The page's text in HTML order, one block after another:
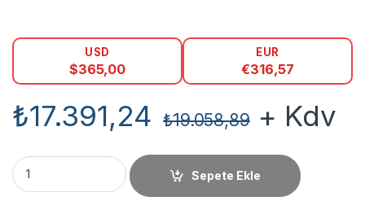
USD
$365,00
EUR
€316,57
₺17.391,24 ₺19.058,89+ Kdv
Datamax E-4204 Barkod Yazıcı miktar
Sepete Ekle